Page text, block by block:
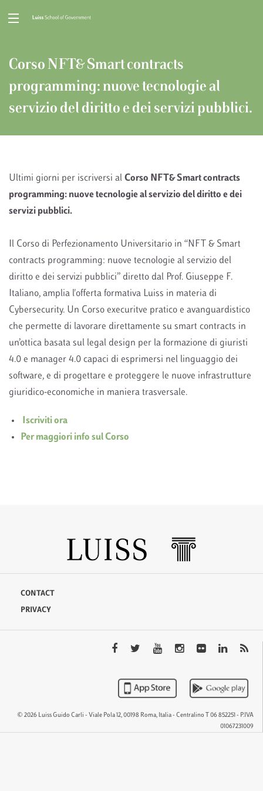
Corso NFT& Smart contracts
programming: nuove tecnologie al
servizio del diritto e dei servizi pubblici.
Ultimi giorni per iscriversi al Corso NFT& Smart contracts
programming: nuove tecnologie al servizio del diritto e dei
servizi pubblici.
Il Corso di Perfezionamento Universitario in “NFT & Smart
contracts programming: nuove tecnologie al servizio del
diritto e dei servizi pubblici” diretto dal Prof. Giuseppe F.
Italiano, amplia l'offerta formativa Luiss in materia di
Cybersecurity. Un Corso execuritve pratico e avanguardistico
che permette di lavorare direttamente su smart contracts in
un’ottica basata sul legal design per la formazione di giuristi
4.0 e manager 4.0 capaci di esprimersi nel linguaggio dei
software, e di progettare e proteggere le nuove infrastrutture
giuridico-economiche in maniera trasversale.
Iscriviti ora
Per maggiori info sul Corso
CONTACT
PRIVACY
© 2026 Luiss Guido Carli - Viale Pola 12, 00198 Roma, Italia - Centralino T 06 852251 - P.IVA
01067231009